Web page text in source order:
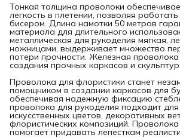
Тонкая толщина проволоки
легкость в плетении, позволяя
бисером. Длина намотки 50 метров
материала для длительного
металлическая для рукоделия мягкая,
ножницами, выдерживает множество
потери прочности. Железная
создания прочных каркасов и скульптур.
Проволока для флористики станет
помощником в создании каркасов для
обеспечивая надежную фиксацию
проволока для рукоделия подходит для
искусственных цветов, декоративных
флористических композиций.
помогает придавать лепесткам